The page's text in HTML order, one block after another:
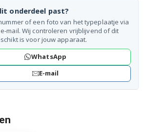
onderdeel past?
of een foto van het typeplaatje via
mail. Wij controleren vrijblijvend of dit
is voor jouw apparaat.
WhatsApp
E-mail